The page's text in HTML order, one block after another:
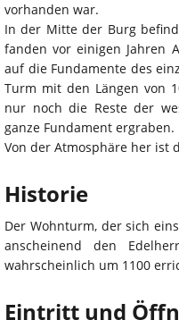
vorhanden war.
In der Mitte der Burg
fanden vor einigen Jahren
auf die Fundamente des
Turm mit den Längen von
nur noch die Reste der
ganze Fundament ergraben.
Von der Atmosphäre her ist
Historie
Der Wohnturm, der sich
anscheinend den
wahrscheinlich um 1100
Eintritt und